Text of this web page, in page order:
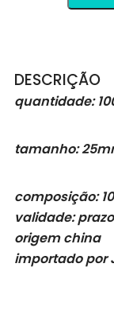
DESCRIÇÃO
quantidade:
tamanho:
composição:
validade:
origem china
importado por